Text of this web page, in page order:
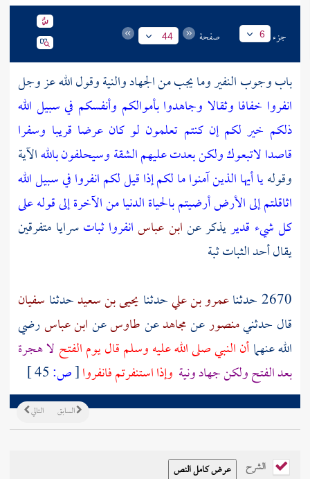
جزء 6 صفحة 44
باب وجوب النفير وما يجب من الجهاد والنية وقول الله عز وجل
انفروا خفافا وثقالا وجاهدوا بأموالكم وأنفسكم في سبيل الله
ذلكم خير لكم إن كنتم تعلمون لو كان عرضا قريبا وسفرا
قاصدا لاتبعوك ولكن بعدت عليهم الشقة وسيحلفون باللهالآية
وقولهيا أيها الذين آمنوا ما لكم إذا قيل لكم انفروا في سبيل الله
اثاقلتم إلى الأرض أرضيتم بالحياة الدنيا من الآخرة إلى قوله على
كل شيء قديريذكر عنابن عباسانفروا ثباتسرايا متفرقين
يقال أحد الثبات ثبة
2670 حدثنا
عمرو بن عليحدثنا يحيى بن سعيدحدثنا سفيان
قال حدثنيمنصورعنمجاهدعنطاوسعنابن عباسرضي
الله عنهماأن النبي صلى الله عليه وسلم قال يوم الفتح لا هجرة
بعد الفتح ولكن جهاد ونية وإذا استنفرتم فانفروا[ص:
التالي السابق
الشرح